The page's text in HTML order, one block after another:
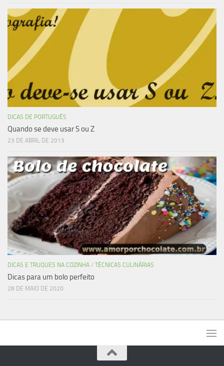
DICAS DE PORTUGUÊS
Quando se deve usar S ou Z
23 DE ABRIL DE 2013
DICAS E TRUQUES NA COZINHA / TÉCNICAS CULINÁRIAS
Dicas para um bolo perfeito
28 DE MAIO DE 2020